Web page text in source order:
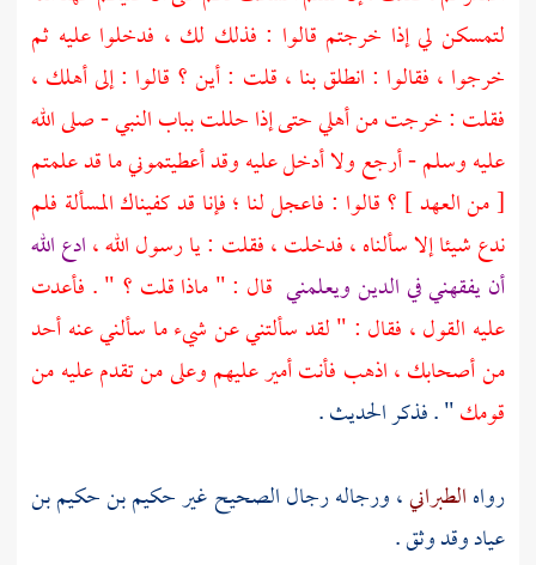
لتمسكن لي إذا خرجتم قالوا : فذلك لك ، فدخلوا عليه ثم
خرجوا ، فقالوا : انطلق بنا ، قلت : أين ؟ قالوا : إلى أهلك ،
فقلت : خرجت من أهلي حتى إذا حللت بباب النبي - صلى الله
عليه وسلم - أرجع ولا أدخل عليه وقد أعطيتموني ما قد علمتم
[ من العهد ] ؟ قالوا : فاعجل لنا ؛ فإنا قد كفيناك المسألة فلم
ندع شيئا إلا سألناه ، فدخلت ، فقلت : يا رسول الله ،ادع الله
أن يفقهني في الدين ويعلمني قال : " ماذا قلت ؟ " . فأعدت
عليه القول ، فقال : " لقد سألتني عن شيء ما سألني عنه أحد
من أصحابك ، اذهب فأنت أمير عليهم وعلى من تقدم عليه من
قومك" . فذكر الحديث .
رواهالطبراني، ورجاله رجال الصحيح غيرحكيم بن حكيم بن
عيادوقد وثق .